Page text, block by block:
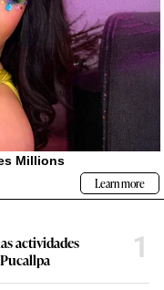
actividades
1